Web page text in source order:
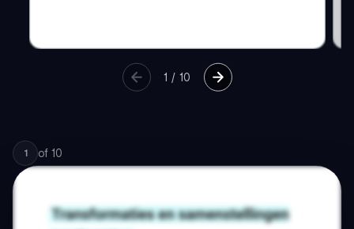
1 / 10
1 of 10